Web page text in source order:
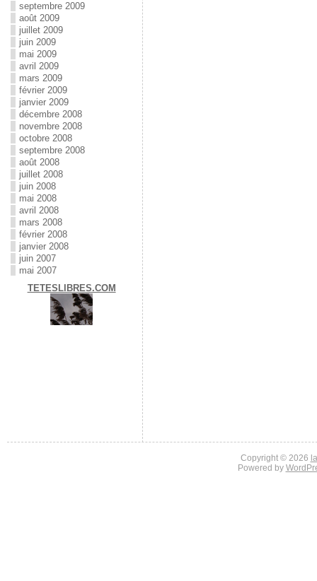
septembre 2009
août 2009
juillet 2009
juin 2009
mai 2009
avril 2009
mars 2009
février 2009
janvier 2009
décembre 2008
novembre 2008
octobre 2008
septembre 2008
août 2008
juillet 2008
juin 2008
mai 2008
avril 2008
mars 2008
février 2008
janvier 2008
juin 2007
mai 2007
TETESLIBRES.COM
Copyright © 2026
Powered by